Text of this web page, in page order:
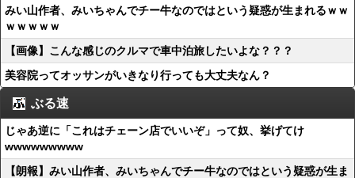
みい山作者、みいちゃんでチー牛なのではという疑惑が生まれるｗｗ
ｗｗｗｗｗ
【画像】こんな感じのクルマで車中泊旅したいよな？？？
美容院ってオッサンがいきなり行っても大丈夫なん？
ぶる速
じゃあ逆に「これはチェーン店でいいぞ」って奴、挙げてけ
wwwwwwwww
【朗報】みい山作者、みいちゃんでチー牛なのではという疑惑が生ま